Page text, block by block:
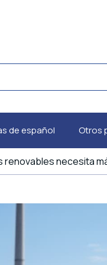
de español Otros
renovables necesita